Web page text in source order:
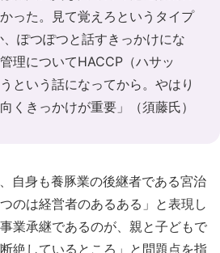
った。見て覚えろというタイプ
ぽつぽつと話すきっかけにな
理についてHACCP（ハサッ
という話になってから。やはり
くきっかけが重要」（須藤氏）
自身も養豚業の後継者である宮治
のは経営者のあるある」と表現し
業承継であるのが、親と子どもで
絶しているところ」と問題点を指